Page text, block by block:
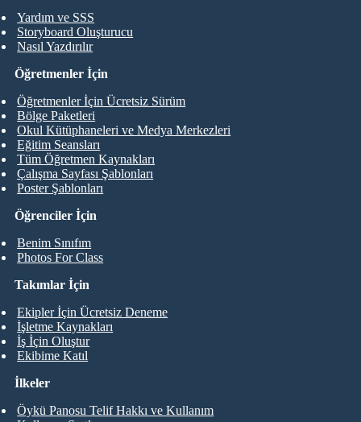
Yardım ve SSS
Storyboard Oluşturucu
Nasıl Yazdırılır
Öğrenciler İçin
Benim Sınıfım
Photos For Class
Öğretmenler İçin
Öğretmenler İçin Ücretsiz Sürüm
Bölge Paketleri
Okul Kütüphaneleri ve Medya Merkezleri
Eğitim Seansları
Tüm Öğretmen Kaynakları
Çalışma Sayfası Şablonları
Poster Şablonları
Takımlar İçin
Ekipler İçin Ücretsiz Deneme
İşletme Kaynakları
İş İçin Oluştur
Ekibime Katıl
İlkeler
Öykü Panosu Telif Hakkı ve Kullanım